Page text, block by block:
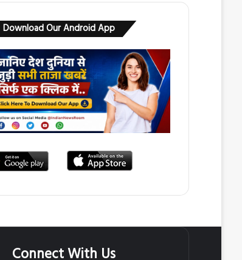
Download Our Android App
Connect With Us